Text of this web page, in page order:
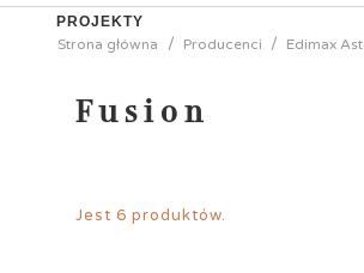
PROJEKTY
Strona główna
Producenci Edimax
Fusion
Jest 6 produktów.